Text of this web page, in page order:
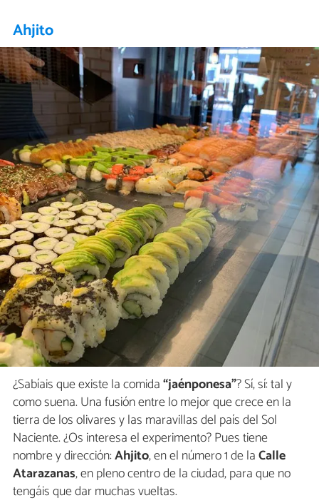
Ahjito
¿Sabíais que existe la comida“jaénponesa”? Sí, sí: tal y
como suena. Una fusión entre lo mejor que crece en la
tierra de los olivares y las maravillas del país del Sol
Naciente. ¿Os interesa el experimento? Pues tiene
nombre y dirección:Ahjito, en el número 1 de laCalle
Atarazanas, en pleno centro de la ciudad, para que no
tengáis que dar muchas vueltas.